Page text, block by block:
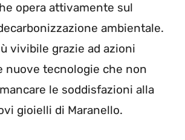
opera attivamente sul
ambientale.
vivibile grazie ad azioni
nuove tecnologie che non
le soddisfazioni alla
gioielli di Maranello.